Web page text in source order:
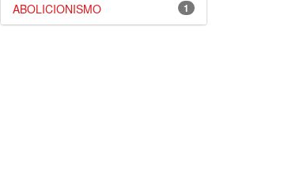
1
ABOLICIONISMO